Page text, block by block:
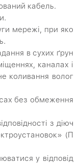
кабель.
мережі, при яко
в сухих ґрун
каналах і
коливання волог
без обмеження
з діюч
(П
у відповід